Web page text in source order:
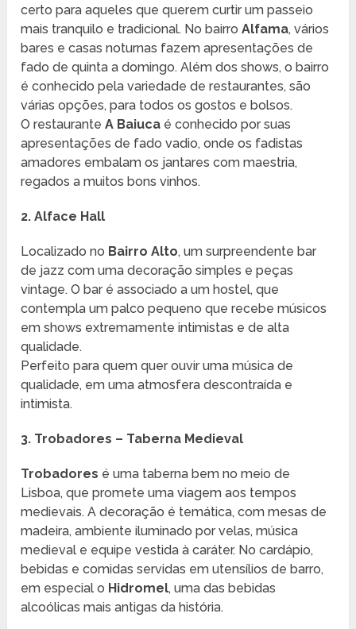
certo para aqueles que querem curtir um passeio
mais tranquilo e tradicional. No bairroAlfama, vários
bares e casas noturnas fazem apresentações de
fado de quinta a domingo. Além dos shows, o bairro
é conhecido pela variedade de restaurantes, são
várias opções, para todos os gostos e bolsos.
O restauranteA Baiuca é conhecido por suas
apresentações de fado vadio, onde os fadistas
amadores embalam os jantares com maestria,
regados a muitos bons vinhos.
2. Alface Hall
Localizado no Bairro Alto, um surpreendente bar
de jazz com uma decoração simples e peças
vintage. O bar é associado a um hostel, que
contempla um palco pequeno que recebe músicos
em shows extremamente intimistas e de alta
qualidade.
Perfeito para quem quer ouvir uma música de
qualidade, em uma atmosfera descontraída e
intimista.
3. Trobadores – Taberna Medieval
Trobadores é uma taberna bem no meio de
Lisboa, que promete uma viagem aos tempos
medievais. A decoração é temática, com mesas de
madeira, ambiente iluminado por velas, música
medieval e equipe vestida à caráter. No cardápio,
bebidas e comidas servidas em utensílios de barro,
em especial o Hidromel, uma das bebidas
alcoólicas mais antigas da história.